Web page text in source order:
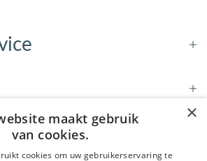
×
maakt gebruik
van cookies.
cookies om uw gebruikerservaring te